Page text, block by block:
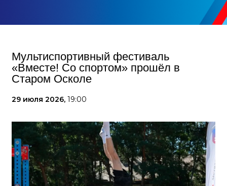
Мультиспортивный фестиваль
«Вместе! Со спортом» прошёл в
Старом Осколе
29 июля 2026, 19:00